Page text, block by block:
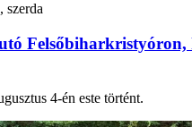
szerda
Felsőbiharkristyóron,
4-én este történt.